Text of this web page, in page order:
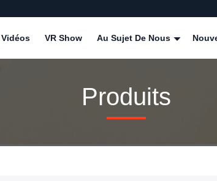
Vidéos VR Show Au Sujet De Nous
Produits